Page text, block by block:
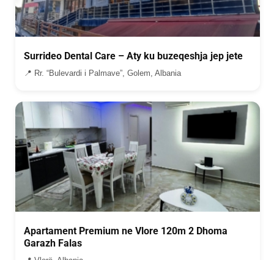
Surrideo Dental Care – Aty ku buzeqeshja jep jete
📍 Rr. “Bulevardi i Palmave”, Golem, Albania
Apartament Premium ne Vlore 120m 2 Dhoma
Garazh Falas